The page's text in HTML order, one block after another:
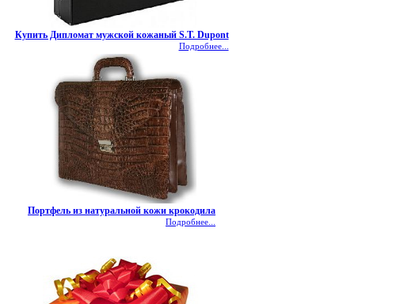
Купить Дипломат мужской кожаный S.T. Dupont
Подробнее...
Портфель из натуральной кожи крокодила
Подробнее...